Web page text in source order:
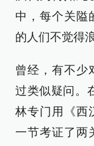
中，每个关隘
的人们不觉得
曾经，有不少
过类似疑问。
林专门用《西
一节考证了两